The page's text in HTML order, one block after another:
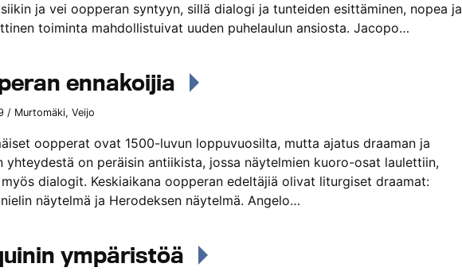
ja vei oopperan syntyyn, sillä dialogi ja tunteiden esittäminen, nopea ja
toiminta mahdollistuivat uuden puhelaulun ansiosta. Jacopo…
ennakoijia
/ Murtomäki, Veijo
oopperat ovat 1500-luvun loppuvuosilta, mutta ajatus draaman ja
yhteydestä on peräisin antiikista, jossa näytelmien kuoro-osat laulettiin,
dialogit. Keskiaikana oopperan edeltäjiä olivat liturgiset draamat:
näytelmä ja Herodeksen näytelmä. Angelo…
ympäristöä